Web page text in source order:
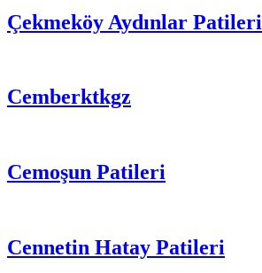
Çekmeköy Aydınlar Patileri
Cemberktkgz
Cemoşun Patileri
Cennetin Hatay Patileri